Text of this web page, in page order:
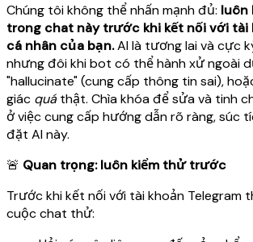
Chúng tôi không thể nhấn mạnh đủ: luôn
trong chat này trước khi kết nối với tài
cá nhân của bạn.AI là tương lai và cực
nhưng đôi khi bot có thể hành xử ngoài
"hallucinate" (cung cấp thông tin sai),
giác quá thật. Chìa khóa để sửa và tinh
ở việc cung cấp hướng dẫn rõ ràng, súc
đặt AI này.
🚨 Quan trọng: luôn kiểm thử trước
Trước khi kết nối với tài khoản Telegram
cuộc chat thử: